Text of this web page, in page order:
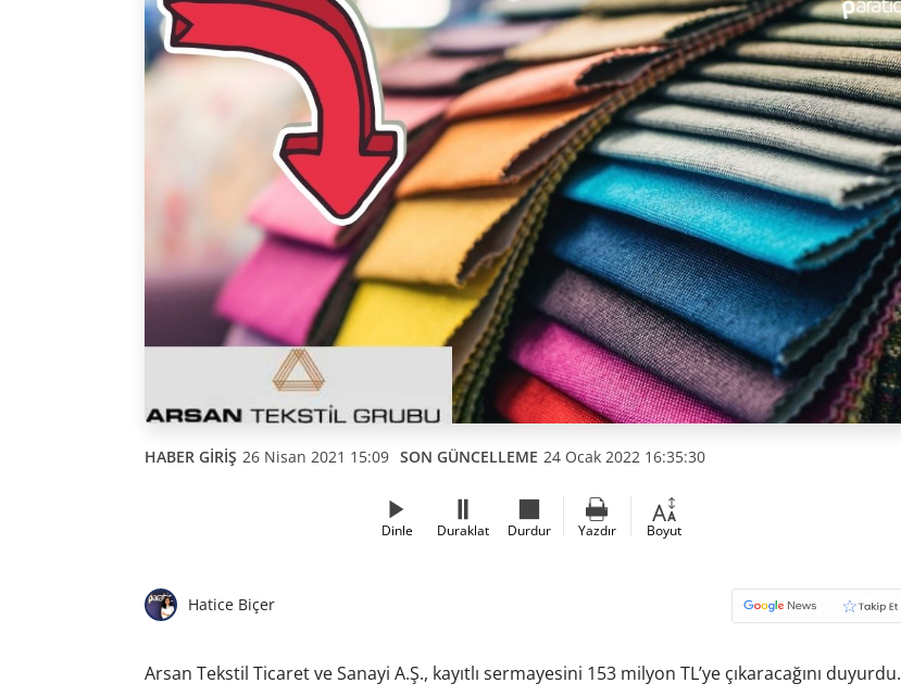
HABER GİRİŞ 26 Nisan 2021 15:09 SON GÜNCELLEME 24 Ocak 2022 16:35:30
Dinle Duraklat Durdur Yazdır Boyut
Hatice Biçer
Arsan Tekstil Ticaret ve Sanayi A.Ş., kayıtlı sermayesini 153 milyon TL’ye çıkaracağını duyurdu.